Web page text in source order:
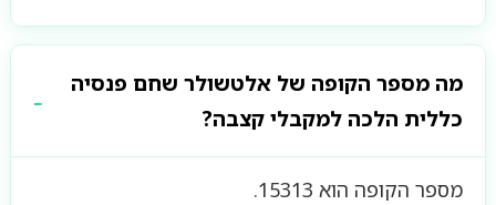
מה מספר הקופה של אלטשולר שחם פנסיה
כללית הלכה למקבלי קצבה?
מספר הקופה הוא 15313.